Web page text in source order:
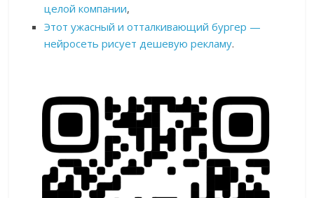
целой компании,
Этот ужасный и отталкивающий бургер —
нейросеть рисует дешевую рекламу.